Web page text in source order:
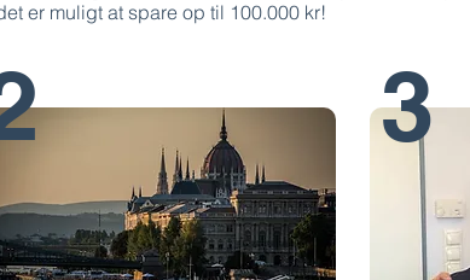
er muligt at spare op til 100.000 kr!
3